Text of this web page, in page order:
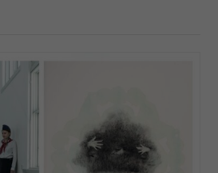
möjligt under
ditt besök.
Om du nekar